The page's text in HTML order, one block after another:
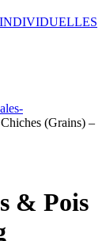
(Grains) –
& Pois